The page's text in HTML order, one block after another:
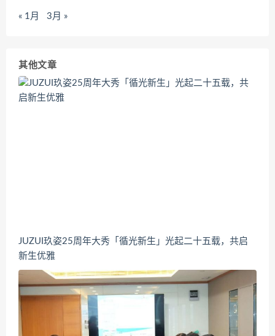
« 1月 3月 »
其他文章
JUZUI玖姿25周年大秀「循光新生」光起二十五载，共启
新生优雅